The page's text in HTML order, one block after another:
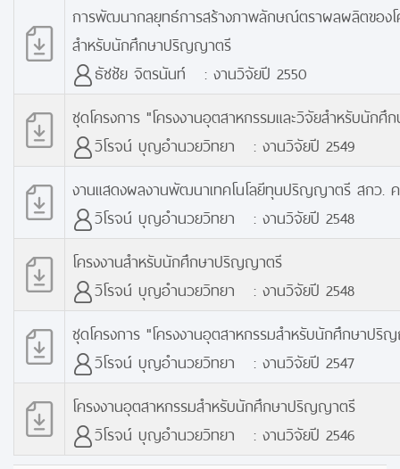
การพัฒนากลยุทธ์การสร้างภาพลักษณ์ตราผลผลิตของโ
สำหรับนักศึกษาปริญญาตรี
ธัชชัย จิตรนันท์ : งานวิจัยปี 2550
ชุดโครงการ "โครงงานอุตสาหกรรมและวิจัยสำหรับนัก
วิโรจน์ บุญอำนวยวิทยา : งานวิจัยปี 2549
งานแสดงผลงานพัฒนาเทคโนโลยีทุนปริญญาตรี สกว.
วิโรจน์ บุญอำนวยวิทยา : งานวิจัยปี 2548
โครงงานสำหรับนักศึกษาปริญญาตรี
วิโรจน์ บุญอำนวยวิทยา : งานวิจัยปี 2548
ชุดโครงการ "โครงงานอุตสาหกรรมสำหรับนักศึกษาป
วิโรจน์ บุญอำนวยวิทยา : งานวิจัยปี 2547
โครงงานอุตสาหกรรมสำหรับนักศึกษาปริญญาตรี
วิโรจน์ บุญอำนวยวิทยา : งานวิจัยปี 2546